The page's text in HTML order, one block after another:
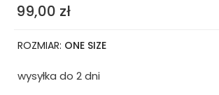
99,00 zł
ROZMIAR: ONE SIZE
wysyłka do 2 dni